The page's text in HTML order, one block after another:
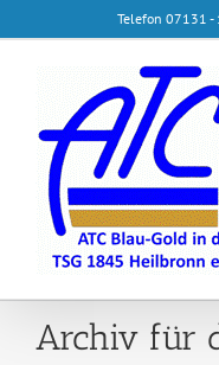
Inhalt
Telefon 07131 -
Archiv für